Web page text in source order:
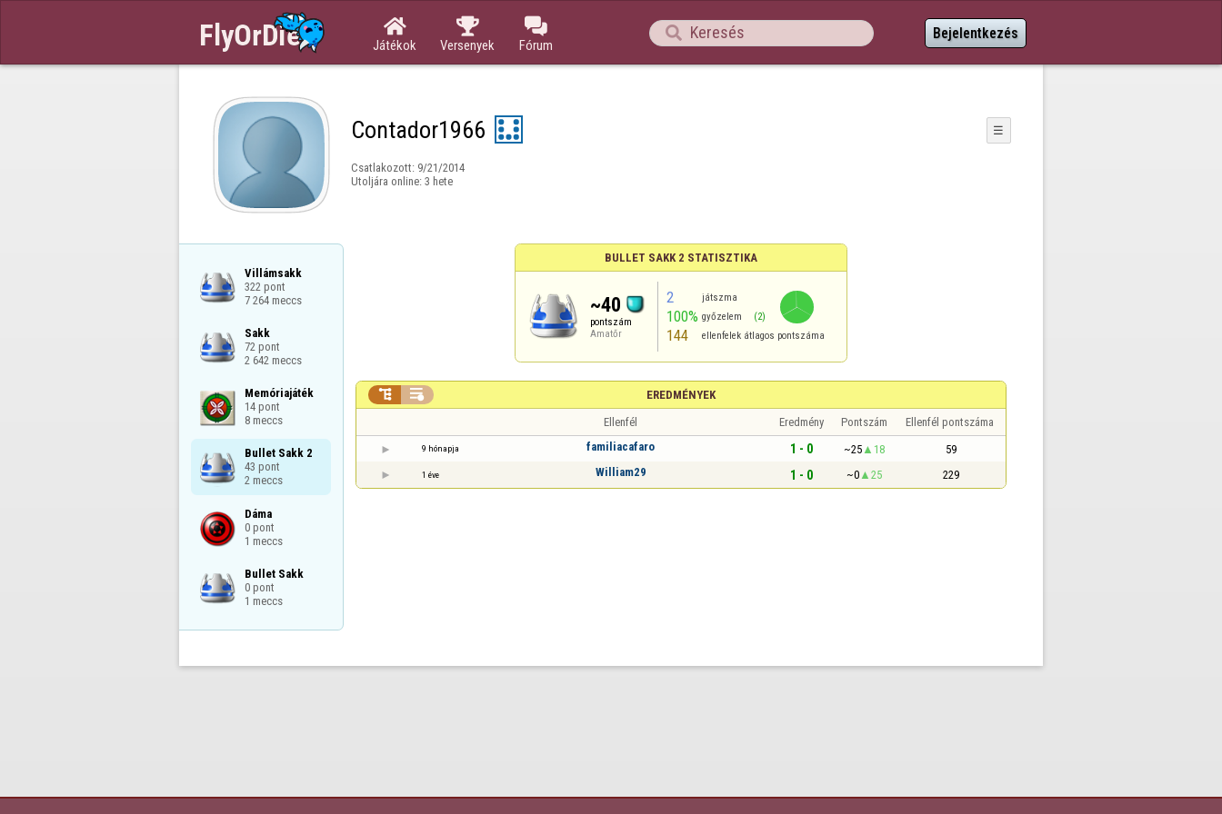

Játékok

Versenyek

Fórum
 Bejelentkezés
Contador1966 ☰
Csatlakozott: 9/21/2014
Utoljára online: 3 hete
Villámsakk
322 pont
7 264 meccs
Sakk
72 pont
2 642 meccs
Memóriajáték
14 pont
8 meccs
Bullet Sakk 2
43 pont
2 meccs
Dáma
0 pont
1 meccs
Bullet Sakk
0 pont
1 meccs
BULLET SAKK 2 STATISZTIKA
~40
pontszám
Amatőr
2 játszma
100% győzelem (2)
144 ellenfelek átlagos pontszáma
EREDMÉNYEK
 
Ellenfél Eredmény Pontszám Ellenfél pontszáma
9 hónapja familiacafaro 1 - 0 ~25 18 59
1 éve William29 1 - 0 ~0 25 229